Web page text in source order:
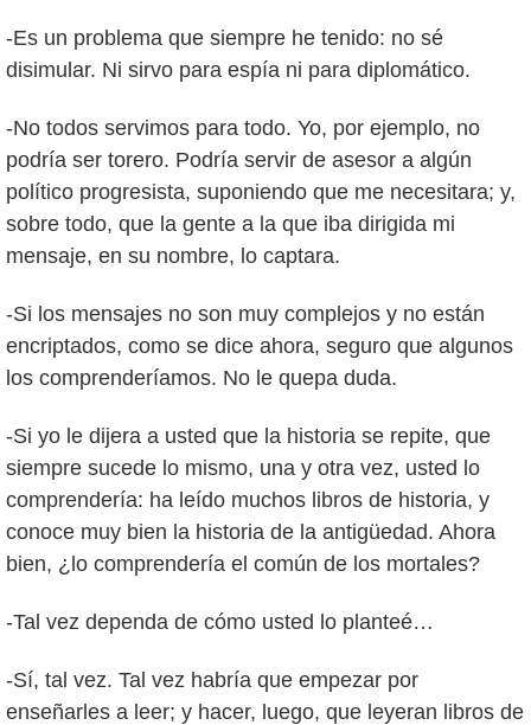
-Es un problema que siempre he tenido: no sé
disimular. Ni sirvo para espía ni para diplomático.
-No todos servimos para todo. Yo, por ejemplo, no
podría ser torero. Podría servir de asesor a algún
político progresista, suponiendo que me necesitara; y,
sobre todo, que la gente a la que iba dirigida mi
mensaje, en su nombre, lo captara.
-Si los mensajes no son muy complejos y no están
encriptados, como se dice ahora, seguro que algunos
los comprenderíamos. No le quepa duda.
-Si yo le dijera a usted que la historia se repite, que
siempre sucede lo mismo, una y otra vez, usted lo
comprendería: ha leído muchos libros de historia, y
conoce muy bien la historia de la antigüedad. Ahora
bien, ¿lo comprendería el común de los mortales?
-Tal vez dependa de cómo usted lo planteé…
-Sí, tal vez. Tal vez habría que empezar por
enseñarles a leer; y hacer, luego, que leyeran libros de